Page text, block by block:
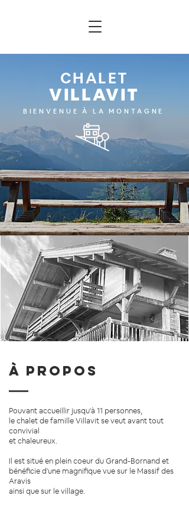
CHALET
VILLAVIT
BIENVENUE À LA MONTAGNE
À propos
Pouvant accueillir jusqu'à 11 personnes,
le chalet de famille Villavit se veut avant tout
convivial
et chaleureux.
Il est situé en plein coeur du Grand-Bornand et
bénéficie d'une magnifique vue sur le Massif des
Aravis
ainsi que sur le village.